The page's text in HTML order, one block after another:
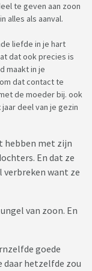
te geven aan zoon
alles als aanval.
liefde in je hart
dat ook precies is
maakt in je
dat contact te
de moeder bij. ook
deel van je gezin
hebben met zijn
En dat ze
want ze
van zoon. En
goede
daar hetzelfde zou